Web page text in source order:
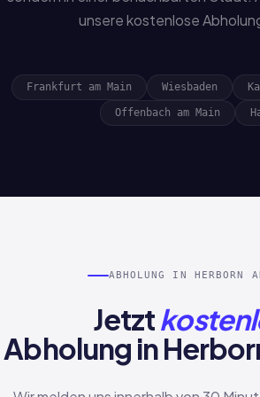
unsere kostenlose
Frankfurt am Main Wiesbaden
Offenbach am Main
ABHOLUNG IN HERBORN
Jetzt
Abholung in